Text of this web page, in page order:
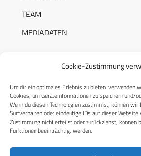
Cookie-Zustimmung
Um dir ein optimales Erlebnis zu bieten, verwenden
Cookies, um Geräteinformationen zu speichern und/
Wenn du diesen Technologien zustimmst, können wir
Surfverhalten oder eindeutige IDs auf dieser Website
Zustimmung nicht erteilst oder zurückziehst, können
Funktionen beeinträchtigt werden.
TEAM
MEDIADATEN
RECHTLICHES
Datenschutzerklärung
Cookie-Richtlinie (EU)